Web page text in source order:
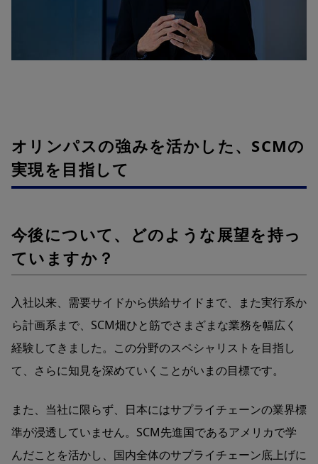
オリンパスの強みを活かした、SCMの
実現を目指して
今後について、どのような展望を持っ
ていますか？
入社以来、需要サイドから供給サイドまで、また実行系か
ら計画系まで、SCM畑ひと筋でさまざまな業務を幅広く
経験してきました。この分野のスペシャリストを目指し
て、さらに知見を深めていくことがいまの目標です。
また、当社に限らず、日本にはサプライチェーンの業界標
準が浸透していません。SCM先進国であるアメリカで学
んだことを活かし、国内全体のサプライチェーン底上げに